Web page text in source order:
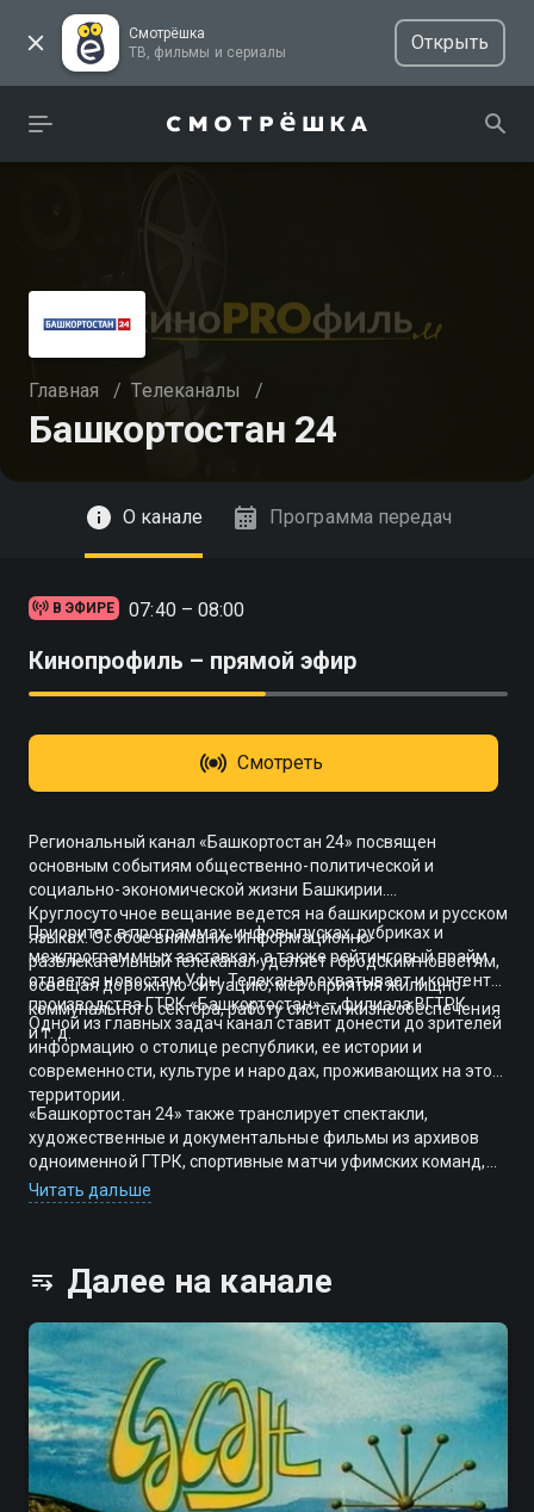
Смотрёшка
ТВ, фильмы и сериалы
Открыть
Главная / Телеканалы /
Башкортостан 24
О канале Программа передач
В ЭФИРЕ 07:40 – 08:00
Кинопрофиль – прямой эфир
Смотреть
Региональный канал «Башкортостан 24» посвящен
основным событиям общественно-политической и
социально-экономической жизни Башкирии.
Круглосуточное вещание ведется на башкирском и русском
языках. Особое внимание информационно-
развлекательный телеканал уделяет городским новостям,
освещая дорожную ситуацию, мероприятия жилищно-
коммунального сектора, работу систем жизнеобеспечения
и т. д.
Приоритет в программах, инфовыпусках, рубриках и
межпрограммных заставках, а также рейтинговый прайм
отдается новостям Уфы. Телеканал охватывает и контент
производства ГТРК «Башкортостан» — филиала ВГТРК.
Одной из главных задач канал ставит донести до зрителей
информацию о столице республики, ее истории и
современности, культуре и народах, проживающих на этой
территории.
«Башкортостан 24» также транслирует спектакли,
художественные и документальные фильмы из архивов
одноименной ГТРК, спортивные матчи уфимских команд,
эфиры из местных радиостудий, пресс-конференции,
брифинги и круглые столы.
Читать дальше
Далее на канале